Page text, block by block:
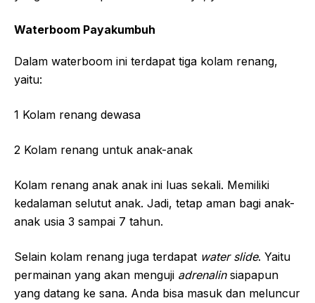
Waterboom Payakumbuh
Dalam waterboom ini terdapat tiga kolam renang,
yaitu:
1 Kolam renang dewasa
2 Kolam renang untuk anak-anak
Kolam renang anak anak ini luas sekali. Memiliki
kedalaman selutut anak. Jadi, tetap aman bagi anak-
anak usia 3 sampai 7 tahun.
Selain kolam renang juga terdapat water slide. Yaitu
permainan yang akan menguji adrenalinsiapapun
yang datang ke sana. Anda bisa masuk dan meluncur